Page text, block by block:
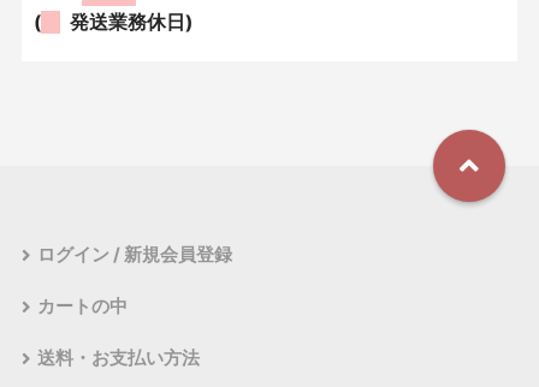
(
発送業務休日)
ログイン / 新規会員登録
カートの中
送料・お支払い方法